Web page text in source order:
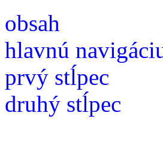
hlavnú
prvý stĺpec
druhý stĺpec